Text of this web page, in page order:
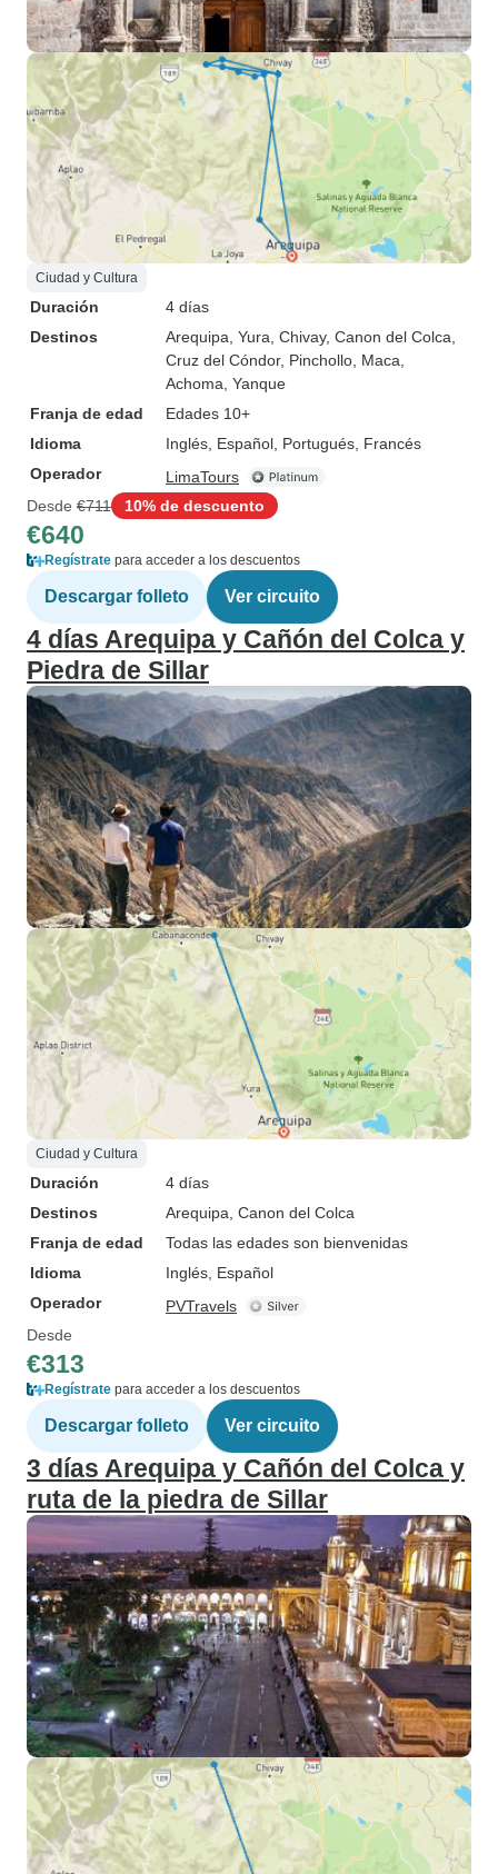
Ciudad y Cultura
Duración
4 días
Destinos
Arequipa , Yura , Chivay, Canon del Colca
Cruz del Cóndor, Pinchollo , Maca
Achoma , Yanque
Franja de edad
Edades 10+
Idioma
Inglés, Español, Portugués, Francés
Operador
LimaTours
Desde €711 10% de descuento
€640
Regístrate para acceder a los descuentos
Descargar folleto Ver circuito
4 días Arequipa y Cañón del Colca y
Piedra de Sillar
Ciudad y Cultura
Duración
4 días
Destinos
Arequipa , Canon del Colca
Franja de edad
Todas las edades son bienvenidas
Idioma
Inglés, Español
Operador
PVTravels
Desde
€313
Regístrate para acceder a los descuentos
Descargar folleto Ver circuito
3 días Arequipa y Cañón del Colca y
ruta de la piedra de Sillar